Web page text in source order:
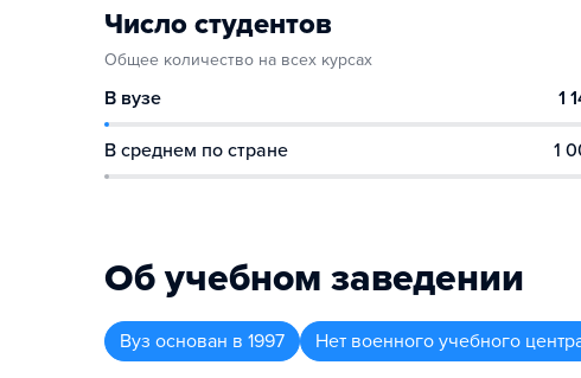
Число студентов
Общее количество на всех курсах
В вузе 1
В среднем по стране 1
Об учебном заведении
Вуз основан в 1997 Нет военного учебного